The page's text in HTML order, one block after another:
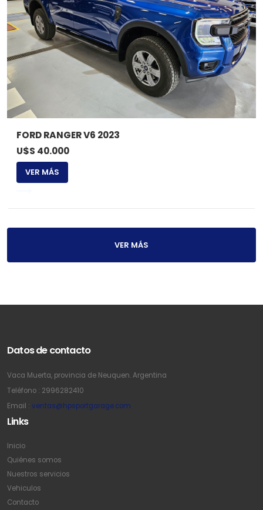
FORD RANGER V6 2023
U$S 40.000
VER MÁS
VER MÁS
Datos de contacto
Vaca Muerta, provincia de Neuquen. Argentina
Teléfono : 2996282410
Email : ventas@hpsportgarage.com
Links
Inicio
Quiénes somos
Nuestros servicios
Vehiculos
Contacto